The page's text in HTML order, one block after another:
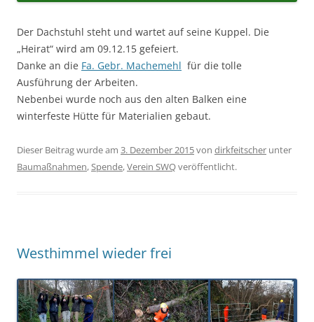
Der Dachstuhl steht und wartet auf seine Kuppel. Die
„Heirat“ wird am 09.12.15 gefeiert.
Danke an die Fa. Gebr. Machemehl für die tolle
Ausführung der Arbeiten.
Nebenbei wurde noch aus den alten Balken eine
winterfeste Hütte für Materialien gebaut.
Dieser Beitrag wurde am 3. Dezember 2015von dirkfeitscher unter
Baumaßnahmen, Spende,Verein SWQveröffentlicht.
Westhimmel wieder frei